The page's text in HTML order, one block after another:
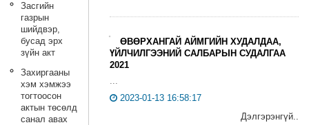
Засгийн
газрын
шийдвэр,
бусад эрх
зүйн акт
Захиргааны
хэм хэмжээ
тогтоосон
актын төсөлд
санал авах
ӨВӨРХАНГАЙ АЙМГИЙН ХУДАЛДАА,
ҮЙЛЧИЛГЭЭНИЙ САЛБАРЫН СУДАЛГАА
2021
2023-01-13 16:58:17
Дэлгэрэнгүй..